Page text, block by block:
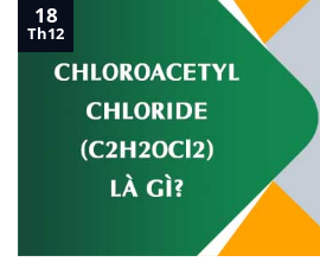
18
Th12